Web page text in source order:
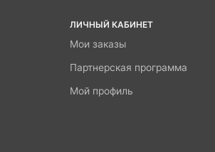
ЛИЧНЫЙ КАБИНЕТ
Мои заказы
Партнерская программа
Мой профиль